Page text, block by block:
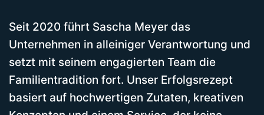
Seit 2020 führt Sascha Meyer das
Unternehmen in alleiniger Verantwortung und
setzt mit seinem engagierten Team die
Familientradition fort. Unser Erfolgsrezept
basiert auf hochwertigen Zutaten, kreativen